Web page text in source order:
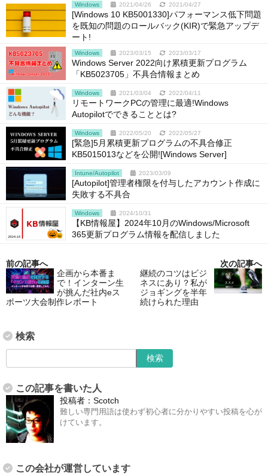
Windows 2021/04/26 2021/04/27
[Windows 10 KB5001330]パフォーマンス低下問題
を既知の問題のロールバック(KIR)で緊急アップデ
ート!
Windows 2023/03/15 2023/03/17
Windows Server 2022向け累積更新プログラム
「KB5023705」不具合情報まとめ
Windows 2021/03/04 2022/04/11
リモートワークPCの管理に最適!Windows
Autopilotでできることとは?
Windows 2022/05/20 2022/05/27
[緊急]5月累積更新プログラムの不具合修正
KB5015013などを公開![Windows Server]
Intune/Autopilot 2023/03/09
[Autopilot]管理者権限を付与したアカウント作成に
失敗する不具合
Windows 2024/10/31
【KB情報屋】2024年10月のWindows/Microsoft
365更新プログラム情報を配信しました
前の記事へ
企画から本番ま
で！インターン生
が挑んだ社内eス
ポーツ大会制作レポート
次の記事へ
継続のコツはビジ
ネスにあり？私が
ジョギングを半年
続けられた理由
検索
この記事を書いた人
投稿者： Scotch
難しい専門用語は使わず初心者に分かりやすい投稿を心が
けています。
この会社が運営しています